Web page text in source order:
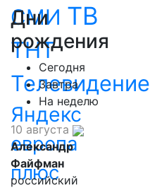
СМИ ТВ
ТНТ
Телевидение
Яндекс
европа
плюс
Дни
рождения
Сегодня
Завтра
На неделю
10 августа
Александр
Файфман
российский